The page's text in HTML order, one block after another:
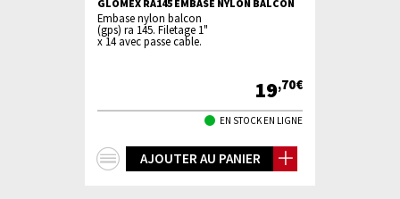
GLOMEX RA145 EMBASE NYLON BALCON
Embase nylon balcon
(gps) ra 145. Filetage 1"
x 14 avec passe cable.
19,70€
EN STOCK EN LIGNE
AJOUTER AU PANIER